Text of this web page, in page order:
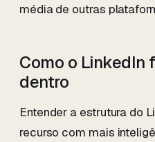
média de outras
Como o LinkedIn
dentro
Entender a estrutura do
recurso com mais